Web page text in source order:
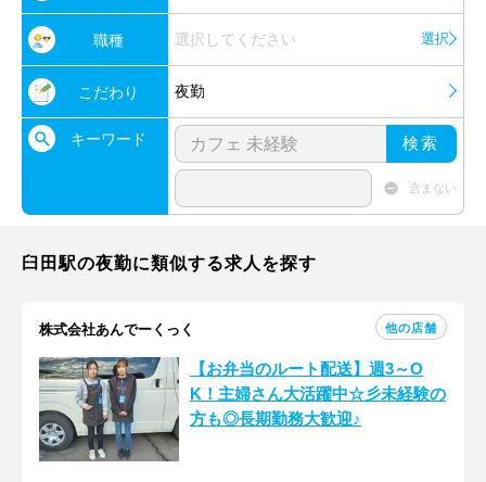
職種 選択してください 選択
こだわり 夜勤
キーワード 検索
含まない
臼田駅の夜勤に類似する求人を探す
株式会社あんでーくっく 他の店舗
【お弁当のルート配送】週3～O
K！主婦さん大活躍中☆彡未経験の
方も◎長期勤務大歓迎♪